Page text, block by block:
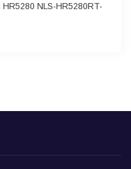
NLS-HR5280RT-